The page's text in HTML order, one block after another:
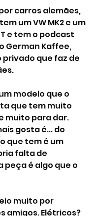
carros alemães,
um VW MK2 e um
e tem o podcast
German Kaffee,
que faz de
modelo que o
que tem muito
muito para dar.
gosta é... do
que tem é um
falta de
peça é algo que o
muito por
amigos. Elétricos?